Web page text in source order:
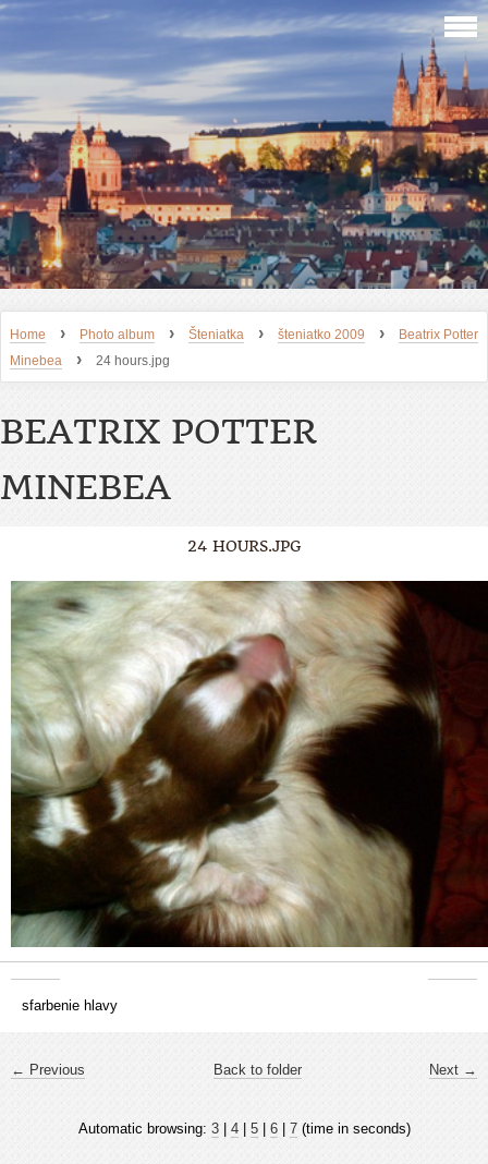
Home › Photo album › Šteniatka › šteniatko 2009 ›
Beatrix Potter
Minebea
› 24 hours.jpg
BEATRIX POTTER
MINEBEA
24 HOURS.JPG
sfarbenie hlavy
← Previous Next →
Back to folder
Automatic browsing: 3| 4| 5| 6| 7(time in seconds)